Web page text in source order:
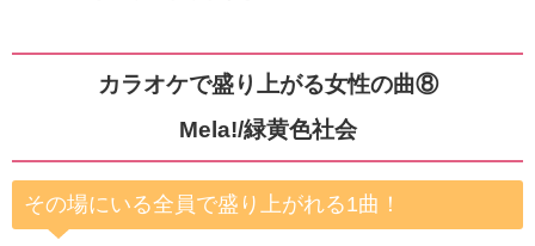
カラオケで盛り上がる女性の曲⑧
Mela!/緑黄色社会
その場にいる全員で盛り上がれる1曲！